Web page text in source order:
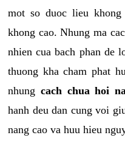
mot so duoc lieu
khong cao. Nhung ma
nhien cua bach phan de
thuong kha cham phat
nhung cach chua hoi
hanh deu dan cung voi
nang cao va huu hieu